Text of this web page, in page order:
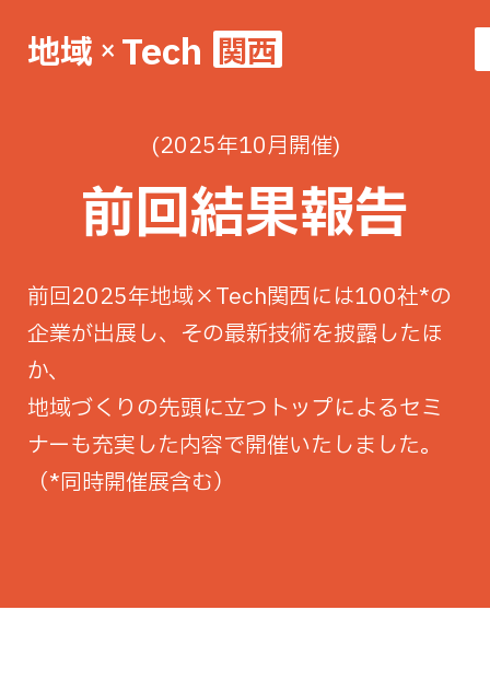
地域 × Tech 関西
(2025年10月開催)
前回結果報告
前回2025年地域×Tech関西には100社*️の
企業が出展し、その最新技術を披露したほ
か、
地域づくりの先頭に立つトップによるセミ
ナーも充実した内容で開催いたしました。
（*️同時開催展含む）